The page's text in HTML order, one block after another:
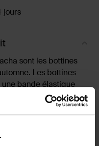
jours
sont les bottines
Les bottines
bande élastique
décontractée donne
permettant de
cm. Les bottes ont